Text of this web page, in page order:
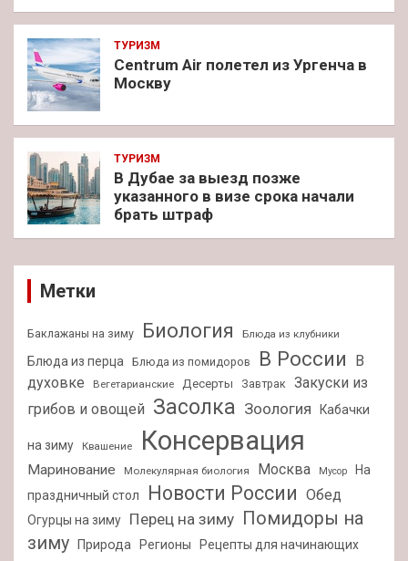
ТУРИЗМ
Centrum Air полетел из Ургенча в
Москву
ТУРИЗМ
В Дубае за выезд позже
указанного в визе срока начали
брать штраф
Метки
Баклажаны на зиму Биология Блюда из клубники
Блюда из перца Блюда из помидоров В России
В
духовке
Вегетарианские Десерты Завтрак Закуски из
грибов и овощей Засолка Зоология Кабачки
на зиму Квашение Консервация
Маринование Молекулярная биология Москва Мусор
На
праздничный стол
Новости России Обед
Огурцы на зиму Перец на зиму Помидоры на
зиму
Природа Регионы Рецепты для начинающих